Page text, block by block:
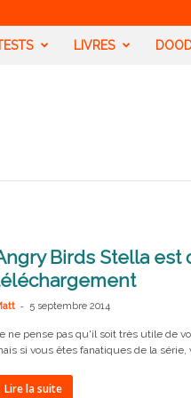
LIVRES
Birds Stella est
- 5 septembre 2014
ne pense pas qu'il soit très utile de
si vous êtes fanatiques de la
Lire la suite